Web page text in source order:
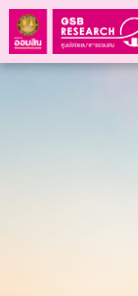
Skip